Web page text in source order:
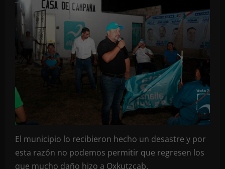
El municipio lo recibieron hecho un desastre y por
esta razón no podemos permitir que regresen los
que mucho daño hizo a Oxkutzcab.